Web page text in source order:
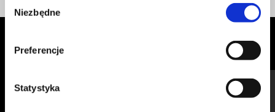
zgody
Niezbędne
Preferencje
Statystyka